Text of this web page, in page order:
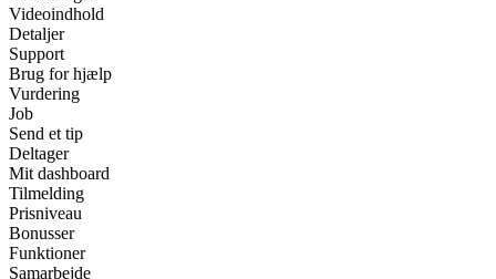
Videoindhold
Detaljer
Support
Brug for hjælp
Vurdering
Job
Send et tip
Deltager
Mit dashboard
Tilmelding
Prisniveau
Bonusser
Funktioner
Samarbejde